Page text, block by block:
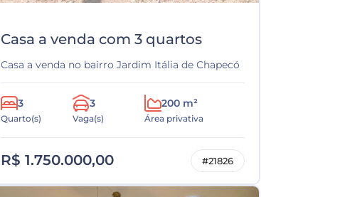
Casa a venda com 3 quartos
Casa a venda no bairro Jardim Itália de Chapecó
3
Quarto(s)
3
Vaga(s)
200 m²
Área privativa
R$ 1.750.000,00 #21826